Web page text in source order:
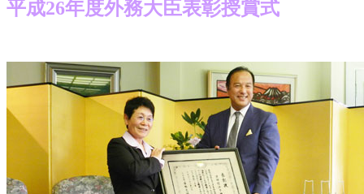
平成26年度外務大臣表彰授賞式